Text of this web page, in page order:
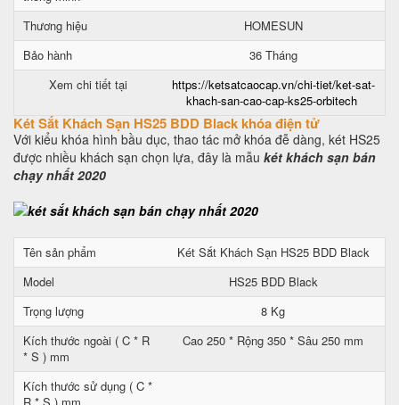
Thương hiệu
HOMESUN
Bảo hành
36 Tháng
Xem chi tiết tại
https://ketsatcaocap.vn/chi-tiet/ket-sat-
khach-san-cao-cap-ks25-orbitech
Két Sắt Khách Sạn HS25 BDD Black khóa điện tử
Với kiểu khóa hình bầu dục, thao tác mở khóa đễ dàng, két HS25
được nhiều khách sạn chọn lựa, đây là mẫu két khách sạn bán
chạy nhất 2020
Tên sản phẩm
Két Sắt Khách Sạn HS25 BDD Black
Model
HS25 BDD Black
Trọng lượng
8 Kg
Kích thước ngoài ( C * R
* S ) mm
Cao 250 * Rộng 350 * Sâu 250 mm
Kích thước sử dụng ( C *